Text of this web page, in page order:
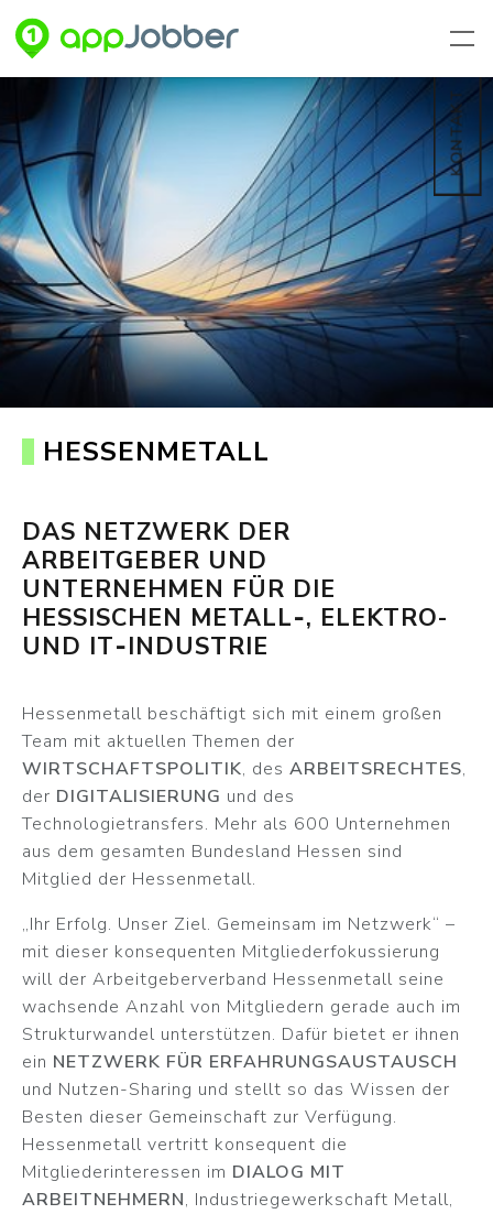
Zum Hauptinhalt springen
HESSENMETALL
DAS NETZWERK DER
ARBEITGEBER UND
UNTERNEHMEN FÜR DIE
HESSISCHEN METALL‐, ELEKTRO-
UND IT‐INDUSTRIE
Hessenmetall beschäftigt sich mit einem großen
Team mit aktuellen Themen der
WIRTSCHAFTSPOLITIK, des ARBEITSRECHTES,
der DIGITALISIERUNG und des
Technologietransfers. Mehr als 600 Unternehmen
aus dem gesamten Bundesland Hessen sind
Mitglied der Hessenmetall.
„Ihr Erfolg. Unser Ziel. Gemeinsam im Netzwerk“ –
mit dieser konsequenten Mitgliederfokussierung
will der Arbeitgeberverband Hessenmetall seine
wachsende Anzahl von Mitgliedern gerade auch im
Strukturwandel unterstützen. Dafür bietet er ihnen
ein NETZWERK FÜR ERFAHRUNGSAUSTAUSCH
und Nutzen-Sharing und stellt so das Wissen der
Besten dieser Gemeinschaft zur Verfügung.
Hessenmetall vertritt konsequent die
Mitgliederinteressen im DIALOG MIT
ARBEITNEHMERN, Industriegewerkschaft Metall,
KONTAKT